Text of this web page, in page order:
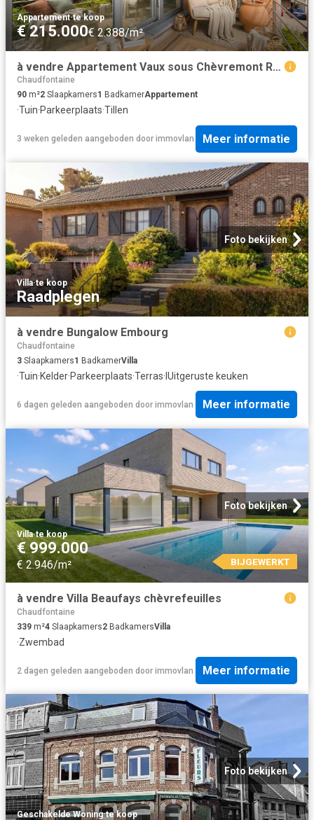
Appartement·te koop
€ 215.000€ 2.388/m²
à vendre Appartement Vaux sous Chèvremont Rue du Général Jacques
Chaudfontaine
90 m²2 Slaapkamers1 BadkamerAppartement
·Tuin·Parkeerplaats·Tillen
3 weken geleden aangeboden door immovlan Meer informatie
Foto bekijken
Villa·te koop
Raadplegen
à vendre Bungalow Embourg
Chaudfontaine
3 Slaapkamers1 BadkamerVilla
·Tuin·Kelder·Parkeerplaats·Terras· IUitgeruste keuken
6 dagen geleden aangeboden door immovlan Meer informatie
Foto bekijken
Villa·te koop
€ 999.000
€ 2.946/m² BIJGEWERKT
à vendre Villa Beaufays chèvrefeuilles
Chaudfontaine
339 m²4 Slaapkamers2 BadkamersVilla
·Zwembad
2 dagen geleden aangeboden door immovlan Meer informatie
Foto bekijken
Geschakelde Woning·te koop